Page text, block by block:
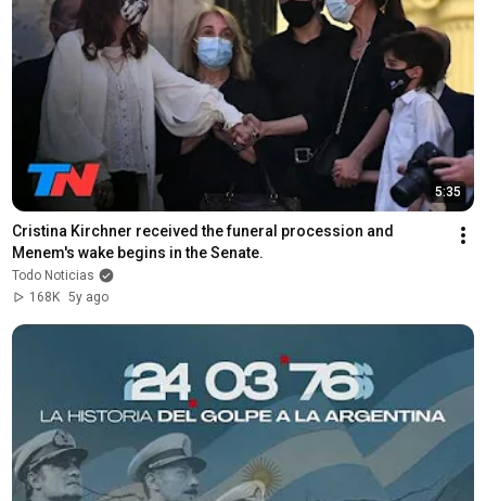
5:35
Cristina Kirchner received the funeral procession and
Menem's wake begins in the Senate.
Todo Noticias
168K 5y ago